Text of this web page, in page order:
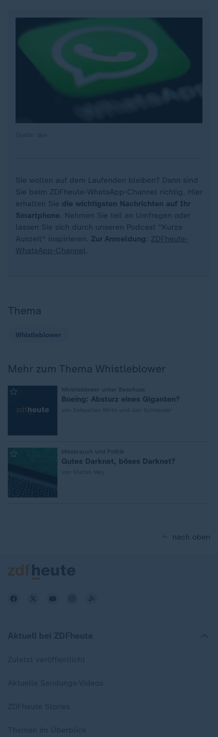
Sie wollen auf dem Laufenden bleiben? Dann sind
Sie beim ZDFheute-WhatsApp-Channel richtig. Hier
erhalten Sie die wichtigsten Nachrichten auf Ihr
Smartphone. Nehmen Sie teil an Umfragen oder
lassen Sie sich durch unseren Podcast "Kurze
Auszeit" inspirieren. Zur Anmeldung : ZDFheute-
WhatsApp-Channel.
Thema
Whistleblower
Mehr zum Thema Whistleblower
Whistleblower unter Beschuss
Boeing: Absturz eines Giganten?
Missbrauch und Politik
Gutes Darknet, böses Darknet?
nach oben